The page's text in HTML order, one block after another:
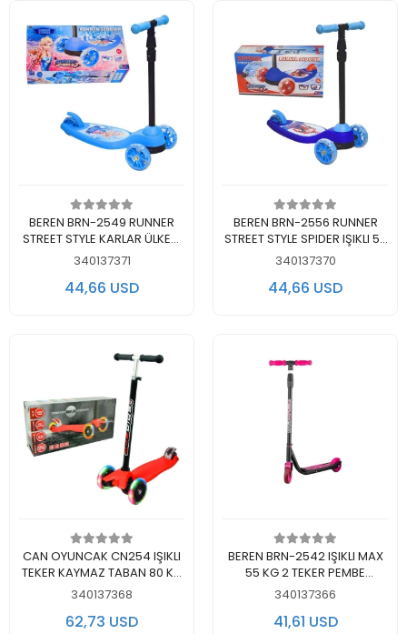
Add to cart
BEREN BRN-2549 RUNNER
STREET STYLE KARLAR ÜLKESİ
IŞIKLI 55 KG 3 TEKER MAVİ
340137371
44,66 USD
Add to cart
BEREN BRN-2556 RUNNER
STREET STYLE SPIDER IŞIKLI 55
KG 3 TEKER MAVİ SCOOTER
340137370
44,66 USD
Add to cart
CAN OYUNCAK CN254 IŞIKLI
TEKER KAYMAZ TABAN 80 KG
TWİSTER MAXİ SCOOTER 3+
340137368
62,73 USD
Add to cart
BEREN BRN-2542 IŞIKLI MAX
55 KG 2 TEKER PEMBE
SCOOTER 5+
340137366
41,61 USD